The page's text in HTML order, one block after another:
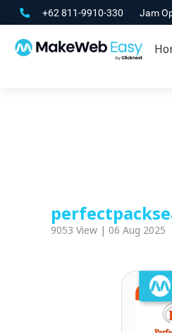
+62 811-9910-330 Jam
9053 View | 06 Aug 2025